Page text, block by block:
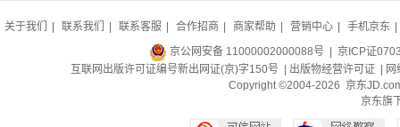
关于我们 联系我们 联系客服 合作招商 商家帮助 营销中心 手机京东
京公网安备 11000002000088号 | 京ICP证
互联网出版许可证编号新出网证(京)字150号 | 出版物经营许可证
Copyright ©2004-2026 京东
京东旗